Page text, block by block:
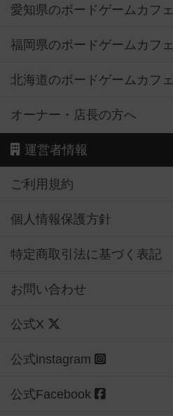
愛知県のボードゲームカフェ
福岡県のボードゲームカフェ
北海道のボードゲームカフェ
オーナー・店長の方へ
運営者情報
ご利用規約
個人情報保護方針
特定商取引法に基づく表記
お問い合わせ
公式X
公式instagram
公式Facebook